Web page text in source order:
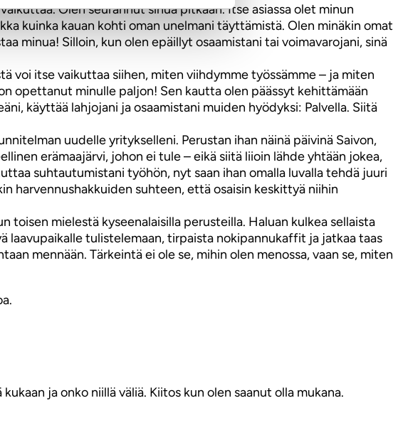
Olen seurannut sinua pitkään. Itse asiassa olet minun
kuinka kauan kohti oman unelmani täyttämistä. Olen minäkin omat
minua! Silloin, kun olen epäillyt osaamistani tai voimavarojani, sinä
voi itse vaikuttaa siihen, miten viihdymme työssämme – ja miten
opettanut minulle paljon! Sen kautta olen päässyt kehittämään
käyttää lahjojani ja osaamistani muiden hyödyksi: Palvella. Siitä
uudelle yritykselleni. Perustan ihan näinä päivinä Saivon,
erämaajärvi, johon ei tule – eikä siitä liioin lähde yhtään jokea,
suhtautumistani työhön, nyt saan ihan omalla luvalla tehdä juuri
harvennushakkuiden suhteen, että osaisin keskittyä niihin
mielestä kyseenalaisilla perusteilla. Haluan kulkea sellaista
laavupaikalle tulistelemaan, tirpaista nokipannukaffit ja jatkaa taas
mennään. Tärkeintä ei ole se, mihin olen menossa, vaan se, miten
ja onko niillä väliä. Kiitos kun olen saanut olla mukana.